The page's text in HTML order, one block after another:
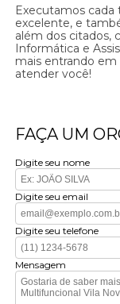
Executamos
excelente, e
além dos citados,
Informática e
mais entrando
atender você!
FAÇA UM
Digite seu nome
Digite seu email
Digite seu telefone
Mensagem